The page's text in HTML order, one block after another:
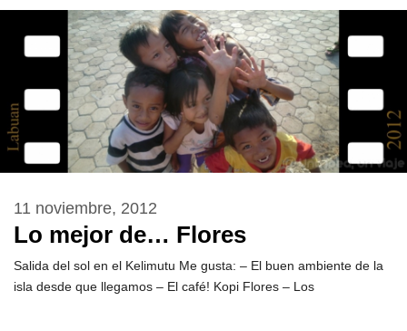
Lo mejor de… Flores
11 noviembre, 2012
Salida del sol en el Kelimutu Me gusta: – El buen ambiente de la
isla desde que llegamos – El café! Kopi Flores – Los